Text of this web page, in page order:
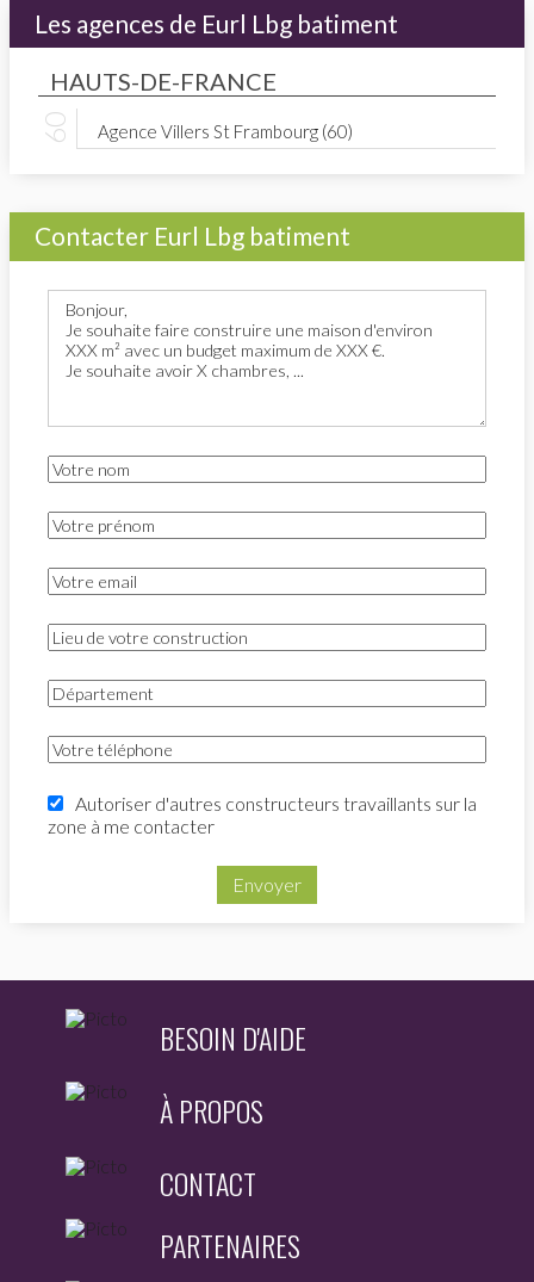
Les agences de Eurl Lbg batiment
HAUTS-DE-FRANCE
Agence Villers St Frambourg (60)
Contacter Eurl Lbg batiment
Autoriser d'autres constructeurs travaillants sur la
zone à me contacter
Envoyer
BESOIN D'AIDE
À PROPOS
CONTACT
PARTENAIRES